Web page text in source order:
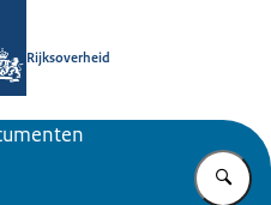
Rijksoverheid